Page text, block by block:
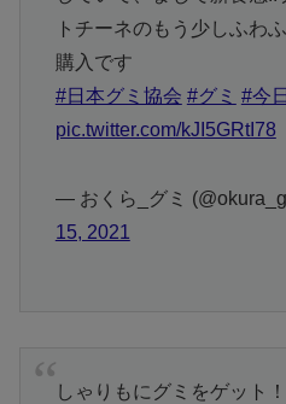
トチーネのもう少しふわ
購入です
#日本グミ協会 #グミ #今
pic.twitter.com/kJI5GRtI78
— おくら_グミ
15, 2021
しゃりもにグミをゲット！